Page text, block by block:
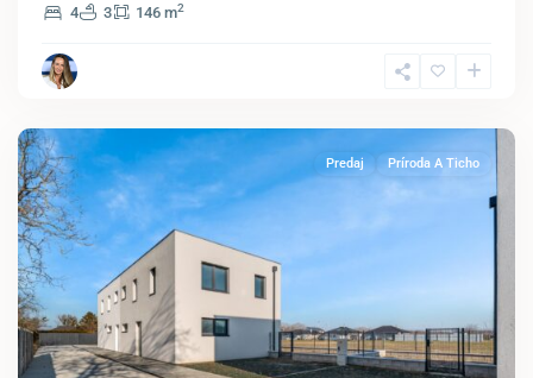
4 3 146 m2
Predaj Príroda A Ticho